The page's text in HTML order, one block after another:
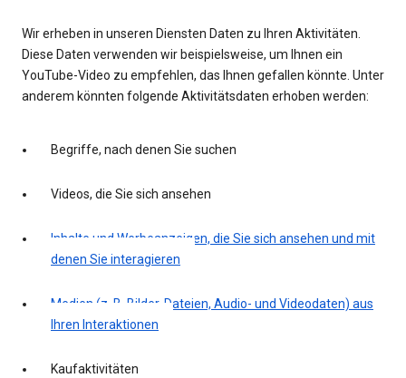
Wir erheben in unseren Diensten Daten zu Ihren Aktivitäten.
Diese Daten verwenden wir beispielsweise, um Ihnen ein
YouTube-Video zu empfehlen, das Ihnen gefallen könnte. Unter
anderem könnten folgende Aktivitätsdaten erhoben werden:
Begriffe, nach denen Sie suchen
Videos, die Sie sich ansehen
Inhalte und Werbeanzeigen, die Sie sich ansehen und mit
denen Sie interagieren
Medien (z. B. Bilder, Dateien, Audio- und Videodaten) aus
Ihren Interaktionen
Kaufaktivitäten